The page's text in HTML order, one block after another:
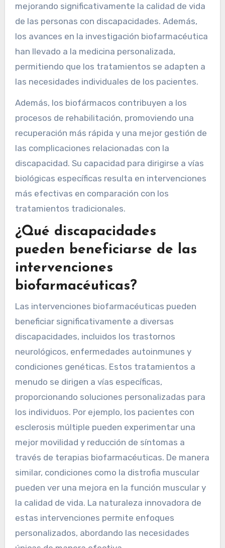
mejorando significativamente la calidad de vida
de las personas con discapacidades. Además,
los avances en la investigación biofarmacéutica
han llevado a la medicina personalizada,
permitiendo que los tratamientos se adapten a
las necesidades individuales de los pacientes.
Además, los biofármacos contribuyen a los
procesos de rehabilitación, promoviendo una
recuperación más rápida y una mejor gestión de
las complicaciones relacionadas con la
discapacidad. Su capacidad para dirigirse a vías
biológicas específicas resulta en intervenciones
más efectivas en comparación con los
tratamientos tradicionales.
¿Qué discapacidades
pueden beneficiarse de las
intervenciones
biofarmacéuticas?
Las intervenciones biofarmacéuticas pueden
beneficiar significativamente a diversas
discapacidades, incluidos los trastornos
neurológicos, enfermedades autoinmunes y
condiciones genéticas. Estos tratamientos a
menudo se dirigen a vías específicas,
proporcionando soluciones personalizadas para
los individuos. Por ejemplo, los pacientes con
esclerosis múltiple pueden experimentar una
mejor movilidad y reducción de síntomas a
través de terapias biofarmacéuticas. De manera
similar, condiciones como la distrofia muscular
pueden ver una mejora en la función muscular y
la calidad de vida. La naturaleza innovadora de
estas intervenciones permite enfoques
personalizados, abordando las necesidades